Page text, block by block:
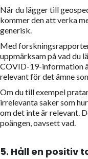
När du lägger till
kommer den att verka
generisk.
Med
uppmärksam på vad du
COVID-19-information
relevant för det ämne
Om du till exempel
irrelevanta saker som
om det inte är relevant.
poängen, oavsett vad.
5. Håll en positiv